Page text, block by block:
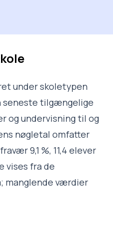
under skoletypen
seneste tilgængelige
og undervisning til og
nøgletal omfatter
9,1 %, 11,4 elever
vises fra de
manglende værdier